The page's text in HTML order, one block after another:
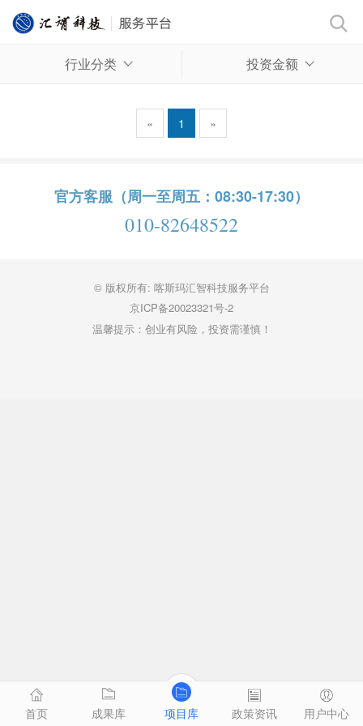
行业分类 投资金额
« 1 »
首页 成果库 项目库 政策资讯 用户中心
官方客服（周一至周五：08:30-17:30）
010-82648522
© 版权所有: 喀斯玛汇智科技服务平台
京ICP备20023321号-2
温馨提示：创业有风险，投资需谨慎！